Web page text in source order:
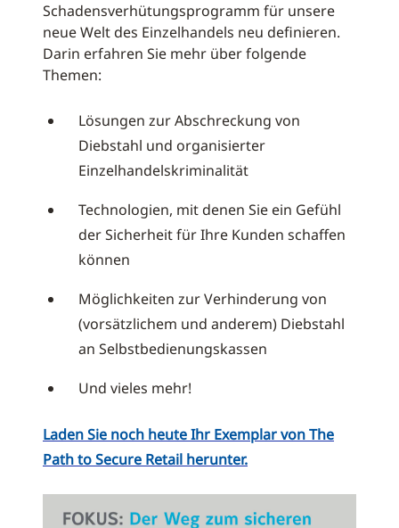
Schadensverhütungsprogramm für unsere
neue Welt des Einzelhandels neu definieren.
Darin erfahren Sie mehr über folgende
Themen:
Lösungen zur Abschreckung von
Diebstahl und organisierter
Einzelhandelskriminalität
Technologien, mit denen Sie ein Gefühl
der Sicherheit für Ihre Kunden schaffen
können
Möglichkeiten zur Verhinderung von
(vorsätzlichem und anderem) Diebstahl
an Selbstbedienungskassen
Und vieles mehr!
Laden Sie noch heute Ihr Exemplar von The
Path to Secure Retail herunter.